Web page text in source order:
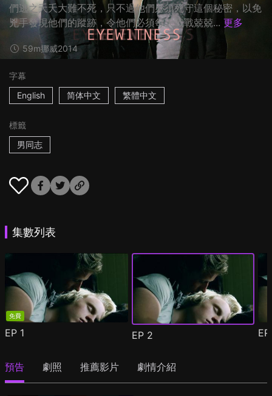
們逃之夭夭大難不死，只不過他們必須死守這個秘密，以免
兇手發現他們的蹤跡，令他們必須每天戰戰兢兢... 更多
59m挪威2014
字幕
English
简体中文 繁體中文
標籤
男同志
集數列表
免費
EP 1 EP 2
預告 劇照 推薦影片 劇情介紹